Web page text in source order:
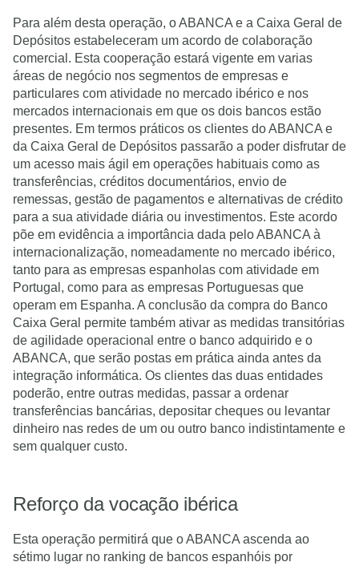
Para além desta operação, o ABANCA e a Caixa Geral de
Depósitos estabeleceram um acordo de colaboração
comercial. Esta cooperação estará vigente em varias
áreas de negócio nos segmentos de empresas e
particulares com atividade no mercado ibérico e nos
mercados internacionais em que os dois bancos estão
presentes. Em termos práticos os clientes do ABANCA e
da Caixa Geral de Depósitos passarão a poder disfrutar de
um acesso mais ágil em operações habituais como as
transferências, créditos documentários, envio de
remessas, gestão de pagamentos e alternativas de crédito
para a sua atividade diária ou investimentos. Este acordo
põe em evidência a importância dada pelo ABANCA à
internacionalização, nomeadamente no mercado ibérico,
tanto para as empresas espanholas com atividade em
Portugal, como para as empresas Portuguesas que
operam em Espanha. A conclusão da compra do Banco
Caixa Geral permite também ativar as medidas transitórias
de agilidade operacional entre o banco adquirido e o
ABANCA, que serão postas em prática ainda antes da
integração informática. Os clientes das duas entidades
poderão, entre outras medidas, passar a ordenar
transferências bancárias, depositar cheques ou levantar
dinheiro nas redes de um ou outro banco indistintamente e
sem qualquer custo.
Reforço da vocação ibérica
Esta operação permitirá que o ABANCA ascenda ao
sétimo lugar no ranking de bancos espanhóis por